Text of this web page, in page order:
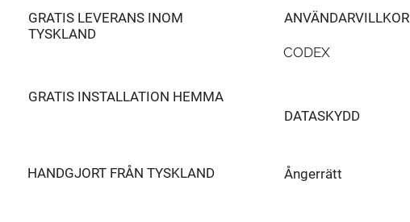
GRATIS LEVERANS INOM
TYSKLAND
GRATIS INSTALLATION HEMMA
HANDGJORT FRÅN TYSKLAND
ANVÄNDARVILLKOR
CODEX
DATASKYDD
Ångerrätt